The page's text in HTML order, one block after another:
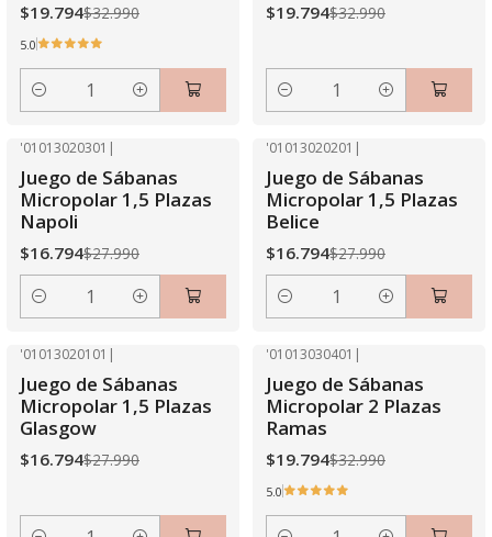
$19.794$32.990
5.0
Cantidad
$19.794$32.990
Cantidad
'01013020301 |
Juego de Sábanas
Micropolar 1,5 Plazas
Napoli
$16.794$27.990
Cantidad
'01013020201 |
Juego de Sábanas
Micropolar 1,5 Plazas
Belice
$16.794$27.990
Cantidad
'01013020101 |
Juego de Sábanas
Micropolar 1,5 Plazas
Glasgow
$16.794$27.990
'01013030401 |
Juego de Sábanas
Micropolar 2 Plazas
Ramas
$19.794$32.990
5.0